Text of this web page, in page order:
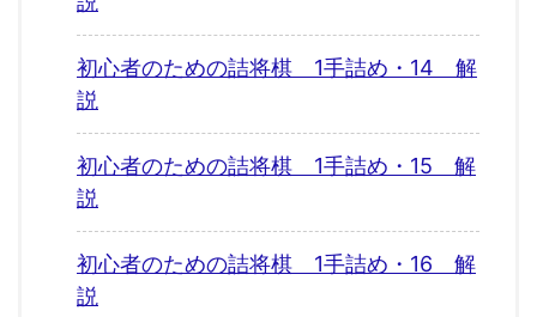
初心者のための詰将棋 1手詰め・14 解
説
初心者のための詰将棋 1手詰め・15 解
説
初心者のための詰将棋 1手詰め・16 解
説